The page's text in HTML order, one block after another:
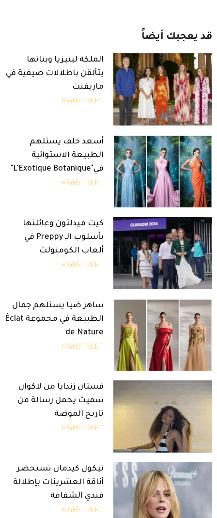
قد يعجبك أيضاً
الملكة ليتيزيا وبناتها
يتألقن باطلالات صيفية في
ماريفنت
HIGHSTREET
أسعد خلف يستلهم
الطبيعة الاستوائية
في"L’Exotique Botanique"
HIGHSTREET
كيت ميدلتون وعائلتها
بأسلوب الـ Preppy في
ألعاب الكومنولث
HIGHSTREET
ساهر ضيا يستلهم جمال
الطبيعة في مجموعة Éclat
de Nature
HIGHSTREET
فستان زندايا من لاكوان
سميث يحمل رسالة من
تاريخ الموضة
HIGHSTREET
نيكول كيدمان تستحضر
أناقة العشرينات بإطلالة
فندي الشفافة
HIGHSTREET